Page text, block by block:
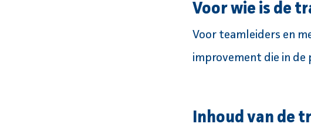
Voor wie is de
Voor teamleiders en
improvement die in
Inhoud van de